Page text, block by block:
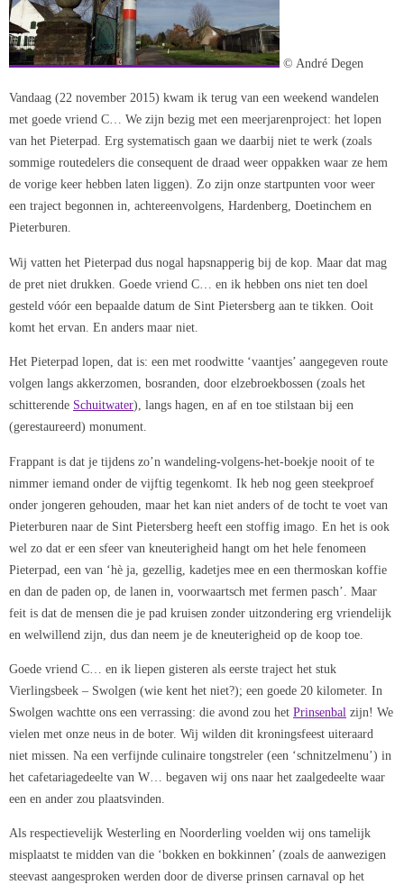
© André Degen
Vandaag (22 november 2015) kwam ik terug van een weekend wandelen
met goede vriend C… We zijn bezig met een meerjarenproject: het lopen
van het Pieterpad. Erg systematisch gaan we daarbij niet te werk (zoals
sommige routedelers die consequent de draad weer oppakken waar ze hem
de vorige keer hebben laten liggen). Zo zijn onze startpunten voor weer
een traject begonnen in, achtereenvolgens, Hardenberg, Doetinchem en
Pieterburen.
Wij vatten het Pieterpad dus nogal hapsnapperig bij de kop. Maar dat mag
de pret niet drukken. Goede vriend C… en ik hebben ons niet ten doel
gesteld vóór een bepaalde datum de Sint Pietersberg aan te tikken. Ooit
komt het ervan. En anders maar niet.
Het Pieterpad lopen, dat is: een met roodwitte ‘vaantjes’ aangegeven route
volgen langs akkerzomen, bosranden, door elzebroekbossen (zoals het
schitterende Schuitwater), langs hagen, en af en toe stilstaan bij een
(gerestaureerd) monument.
Frappant is dat je tijdens zo’n wandeling-volgens-het-boekje nooit of te
nimmer iemand onder de vijftig tegenkomt. Ik heb nog geen steekproef
onder jongeren gehouden, maar het kan niet anders of de tocht te voet van
Pieterburen naar de Sint Pietersberg heeft een stoffig imago. En het is ook
wel zo dat er een sfeer van kneuterigheid hangt om het hele fenomeen
Pieterpad, een van ‘hè ja, gezellig, kadetjes mee en een thermoskan koffie
en dan de paden op, de lanen in, voorwaartsch met fermen pasch’. Maar
feit is dat de mensen die je pad kruisen zonder uitzondering erg vriendelijk
en welwillend zijn, dus dan neem je de kneuterigheid op de koop toe.
Goede vriend C… en ik liepen gisteren als eerste traject het stuk
Vierlingsbeek – Swolgen (wie kent het niet?); een goede 20 kilometer. In
Swolgen wachtte ons een verrassing: die avond zou het Prinsenbal zijn! We
vielen met onze neus in de boter. Wij wilden dit kroningsfeest uiteraard
niet missen. Na een verfijnde culinaire tongstreler (een ‘schnitzelmenu’) in
het cafetariagedeelte van W… begaven wij ons naar het zaalgedeelte waar
een en ander zou plaatsvinden.
Als respectievelijk Westerling en Noorderling voelden wij ons tamelijk
misplaatst te midden van die ‘bokken en bokkinnen’ (zoals de aanwezigen
steevast aangesproken werden door de diverse prinsen carnaval op het